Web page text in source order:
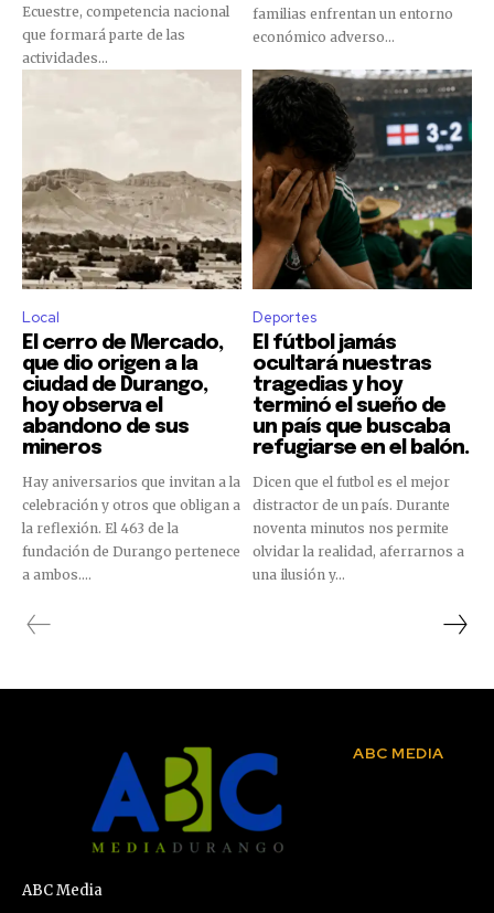
Ecuestre, competencia nacional
que formará parte de las
actividades...
familias enfrentan un entorno
económico adverso...
Local
El cerro de Mercado,
que dio origen a la
ciudad de Durango,
hoy observa el
abandono de sus
mineros
Hay aniversarios que invitan a la
celebración y otros que obligan a
la reflexión. El 463 de la
fundación de Durango pertenece
a ambos....
Deportes
El fútbol jamás
ocultará nuestras
tragedias y hoy
terminó el sueño de
un país que buscaba
refugiarse en el balón.
Dicen que el futbol es el mejor
distractor de un país. Durante
noventa minutos nos permite
olvidar la realidad, aferrarnos a
una ilusión y...
ABC MEDIA
ABC Media